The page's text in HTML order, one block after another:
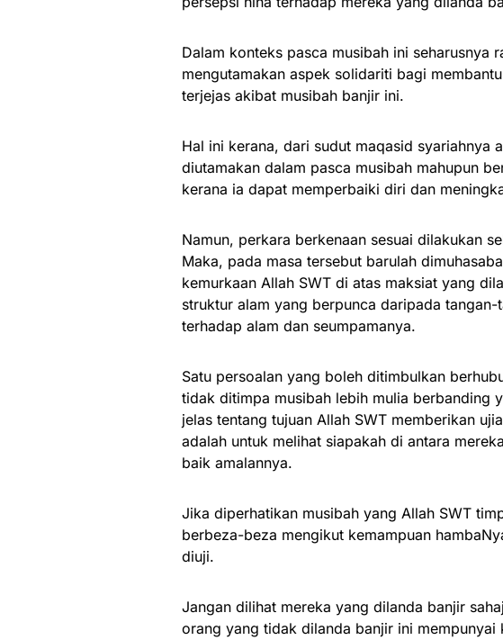
Dalam konteks pasca musibah ini seharusnya
mengutamakan aspek solidariti bagi
terjejas akibat musibah banjir ini.
Hal ini kerana, dari sudut maqasid syariahnya
diutamakan dalam pasca musibah mahupun
kerana ia dapat memperbaiki diri dan
Namun, perkara berkenaan sesuai dilakukan
Maka, pada masa tersebut barulah
kemurkaan Allah SWT di atas maksiat yang
struktur alam yang berpunca daripada
terhadap alam dan seumpamanya.
Satu persoalan yang boleh ditimbulkan
tidak ditimpa musibah lebih mulia berbanding
jelas tentang tujuan Allah SWT memberikan
adalah untuk melihat siapakah di antara
baik amalannya.
Jika diperhatikan musibah yang Allah SWT
berbeza-beza mengikut kemampuan
diuji.
Jangan dilihat mereka yang dilanda banjir
orang yang tidak dilanda banjir ini mempunyai